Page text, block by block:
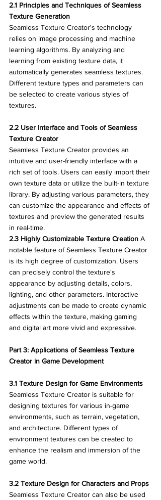
2.1 Principles and Techniques of Seamless
Texture Generation
Seamless Texture Creator's technology
relies on image processing and machine
learning algorithms. By analyzing and
learning from existing texture data, it
automatically generates seamless textures.
Different texture types and parameters can
be selected to create various styles of
textures.
2.2 User Interface and Tools of Seamless
Texture Creator
Seamless Texture Creator provides an
intuitive and user-friendly interface with a
rich set of tools. Users can easily import their
own texture data or utilize the built-in texture
library. By adjusting various parameters, they
can customize the appearance and effects of
textures and preview the generated results
in real-time.
2.3 Highly Customizable Texture Creation A
notable feature of Seamless Texture Creator
is its high degree of customization. Users
can precisely control the texture's
appearance by adjusting details, colors,
lighting, and other parameters. Interactive
adjustments can be made to create dynamic
effects within the texture, making gaming
and digital art more vivid and expressive.
Part 3: Applications of Seamless Texture
Creator in Game Development
3.1 Texture Design for Game Environments
Seamless Texture Creator is suitable for
designing textures for various in-game
environments, such as terrain, vegetation,
and architecture. Different types of
environment textures can be created to
enhance the realism and immersion of the
game world.
3.2 Texture Design for Characters and Props
Seamless Texture Creator can also be used